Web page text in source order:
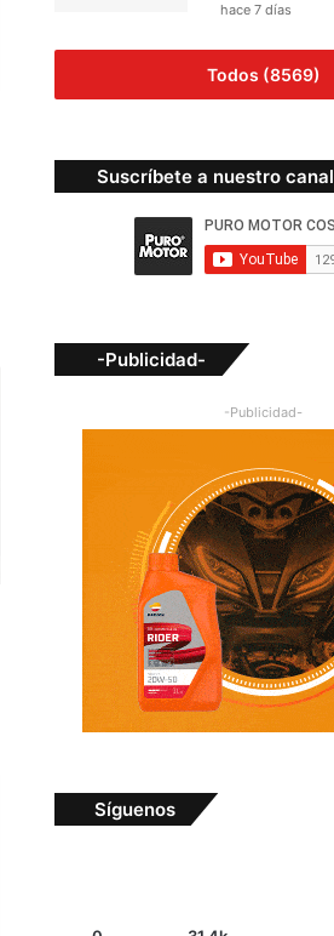
hace 7 días
Todos (8569)
Suscríbete a nuestro canal
-Publicidad-
-Publicidad-
Síguenos